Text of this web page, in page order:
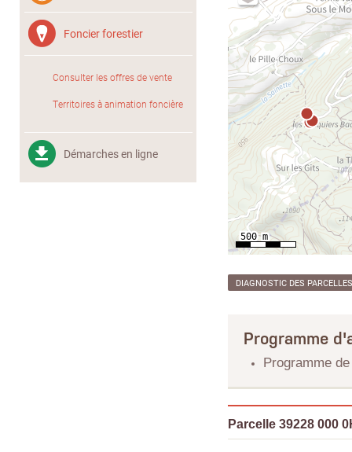
Foncier forestier
Consulter les offres de vente
Territoires à animation foncière
Démarches en ligne
DIAGNOSTIC DES PARCELLES
Programme
Programme
Parcelle 39228 000